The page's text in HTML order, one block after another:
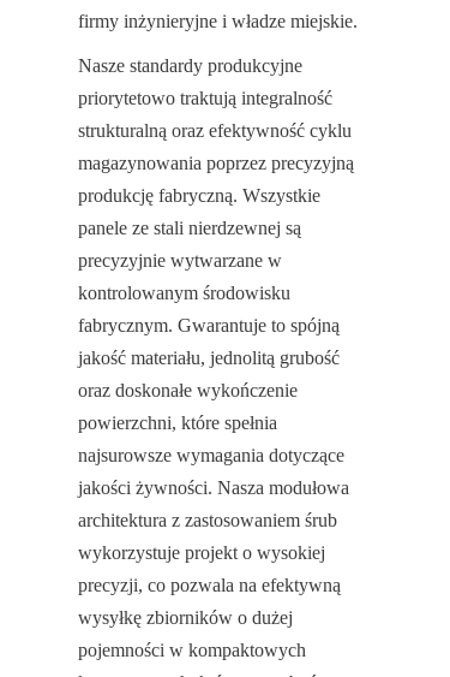
firmy inżynieryjne i władze miejskie.
Nasze standardy produkcyjne
priorytetowo traktują integralność
strukturalną oraz efektywność cyklu
magazynowania poprzez precyzyjną
produkcję fabryczną. Wszystkie
panele ze stali nierdzewnej są
precyzyjnie wytwarzane w
kontrolowanym środowisku
fabrycznym. Gwarantuje to spójną
jakość materiału, jednolitą grubość
oraz doskonałe wykończenie
powierzchni, które spełnia
najsurowsze wymagania dotyczące
jakości żywności. Nasza modułowa
architektura z zastosowaniem śrub
wykorzystuje projekt o wysokiej
precyzji, co pozwala na efektywną
wysyłkę zbiorników o dużej
pojemności w kompaktowych